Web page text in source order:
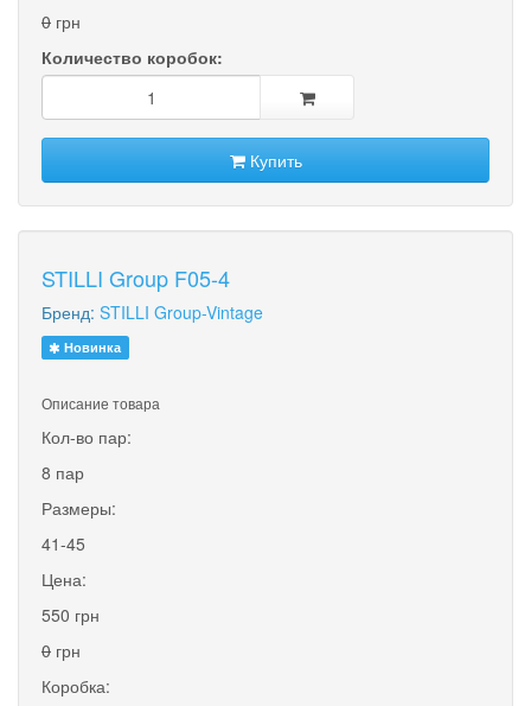
0 грн
Количество коробок:
Купить
STILLI Group F05-4
Бренд: STILLI Group-Vintage
Новинка
Описание товара
Кол-во пар:
8 пар
Размеры:
41-45
Цена:
550 грн
0 грн
Коробка: